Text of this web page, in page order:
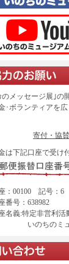
のメッセージ展｣の
･ボランティアを
寄付・協
は下記口座で受け
：00100 記号：6
番号：638982
名義:特定非営利活
ちのミュー